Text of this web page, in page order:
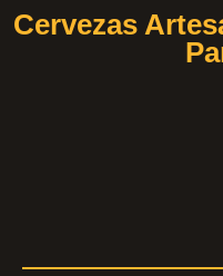
Cervezas